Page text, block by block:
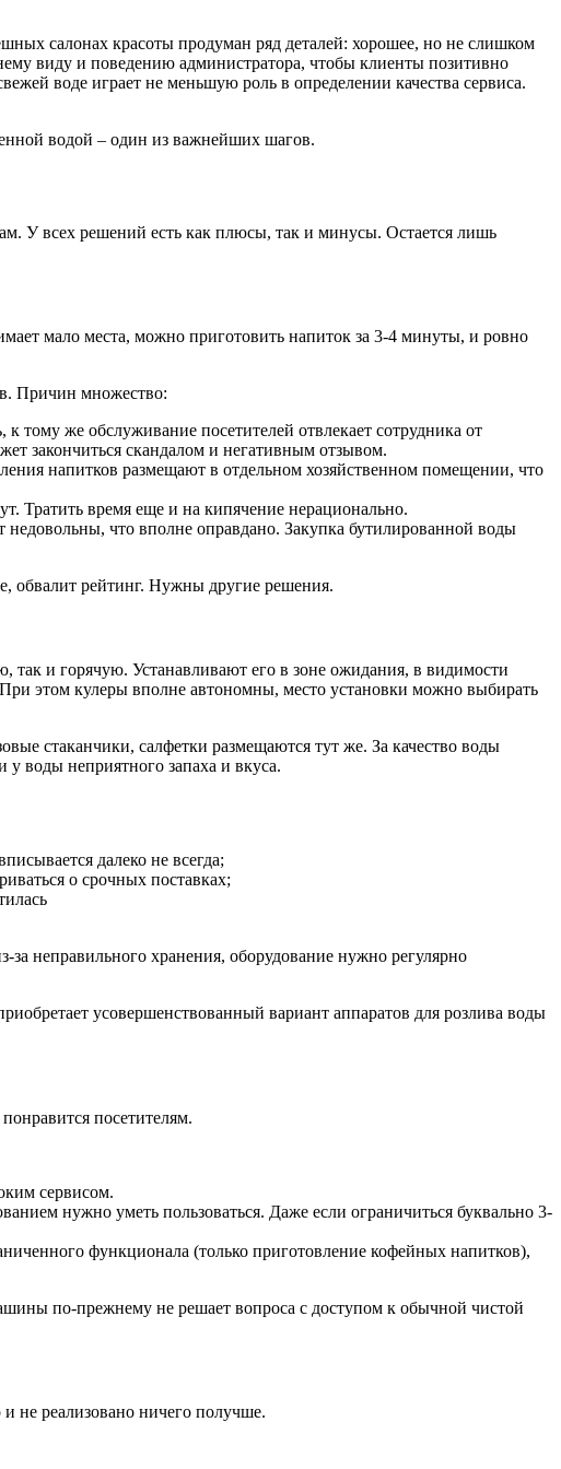
салонах красоты продуман ряд деталей: хорошее, но не слишком
виду и поведению администратора, чтобы клиенты позитивно
воде играет не меньшую роль в определении качества сервиса.
водой – один из важнейших шагов.
У всех решений есть как плюсы, так и минусы. Остается лишь
мало места, можно приготовить напиток за 3-4 минуты, и ровно
Причин множество:
тому же обслуживание посетителей отвлекает сотрудника от
закончиться скандалом и негативным отзывом.
напитков размещают в отдельном хозяйственном помещении, что
Тратить время еще и на кипячение нерационально.
что вполне оправдано. Закупка бутилированной воды
обвалит рейтинг. Нужны другие решения.
так и горячую. Устанавливают его в зоне ожидания, в видимости
этом кулеры вполне автономны, место установки можно выбирать
стаканчики, салфетки размещаются тут же. За качество воды
воды неприятного запаха и вкуса.
далеко не всегда;
о срочных поставках;
неправильного хранения, оборудование нужно регулярно
усовершенствованный вариант аппаратов для розлива воды
посетителям.
сервисом.
нужно уметь пользоваться. Даже если ограничиться буквально 3-
функционала (только приготовление кофейных напитков),
по-прежнему не решает вопроса с доступом к обычной чистой
не реализовано ничего получше.